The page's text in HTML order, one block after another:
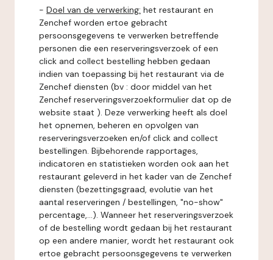
- Doel van de verwerking: het restaurant en
Zenchef worden ertoe gebracht
persoonsgegevens te verwerken betreffende
personen die een reserveringsverzoek of een
click and collect bestelling hebben gedaan
indien van toepassing bij het restaurant via de
Zenchef diensten (bv : door middel van het
Zenchef reserveringsverzoekformulier dat op de
website staat ). Deze verwerking heeft als doel
het opnemen, beheren en opvolgen van
reserveringsverzoeken en/of click and collect
bestellingen. Bijbehorende rapportages,
indicatoren en statistieken worden ook aan het
restaurant geleverd in het kader van de Zenchef
diensten (bezettingsgraad, evolutie van het
aantal reserveringen / bestellingen, "no-show"
percentage,...). Wanneer het reserveringsverzoek
of de bestelling wordt gedaan bij het restaurant
op een andere manier, wordt het restaurant ook
ertoe gebracht persoonsgegevens te verwerken